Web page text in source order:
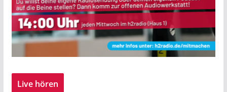
Live hören